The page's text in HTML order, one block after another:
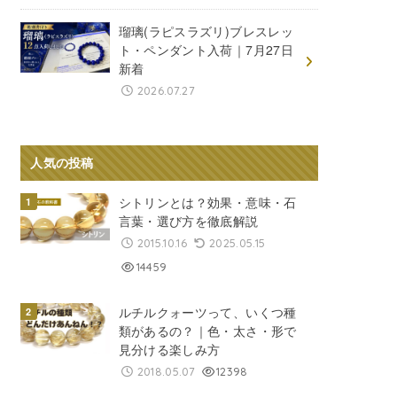
瑠璃(ラピスラズリ)ブレスレッ
ト・ペンダント入荷｜7月27日
新着
2026.07.27
人気の投稿
シトリンとは？効果・意味・石
言葉・選び方を徹底解説
2015.10.16
2025.05.15
14459
ルチルクォーツって、いくつ種
類があるの？｜色・太さ・形で
見分ける楽しみ方
2018.05.07 12398